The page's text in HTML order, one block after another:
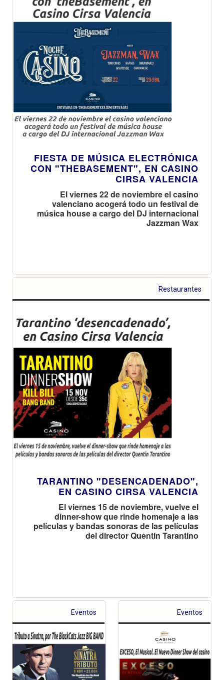
FIESTA DE MÚSICA ELECTRÓNICA
CON "THEBASEMENT", EN CASINO
CIRSA VALENCIA
El viernes 22 de noviembre el casino
valenciano acogerá todo un festival de
música house a cargo del DJ internacional
Jazzman Wax
Restaurantes
TARANTINO "DESENCADENADO",
EN CASINO CIRSA VALENCIA
El viernes 15 de noviembre, vuelve el
dinner-show que rinde homenaje a las
películas y bandas sonoras de las películas
del director Quentin Tarantino
Eventos Eventos